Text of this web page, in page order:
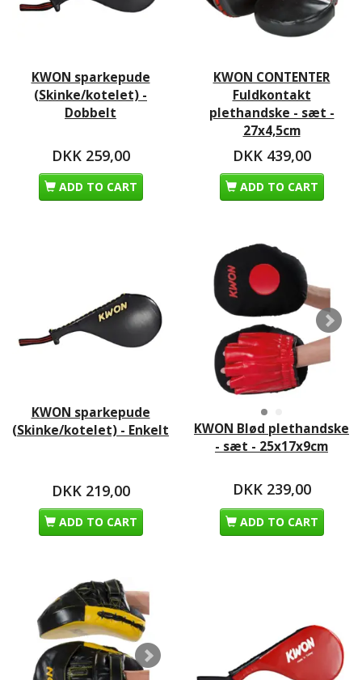
KWON sparkepude
(Skinke/kotelet) -
Dobbelt
DKK 259,00
ADD TO CART
KWON CONTENTER
Fuldkontakt
plethandske - sæt -
27x4,5cm
DKK 439,00
ADD TO CART
KWON sparkepude
(Skinke/kotelet) - Enkelt
DKK 219,00
ADD TO CART
KWON Blød plethandske
- sæt - 25x17x9cm
DKK 239,00
ADD TO CART